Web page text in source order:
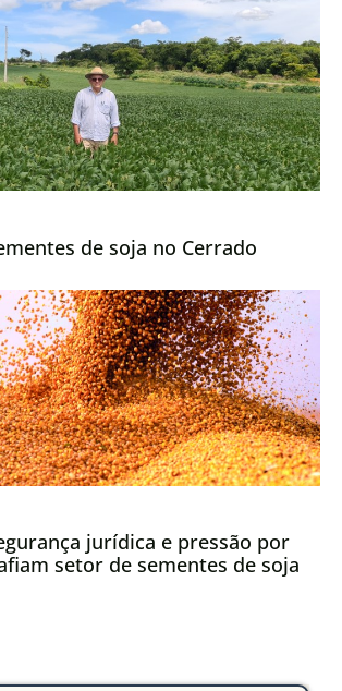
de soja no Cerrado
jurídica e pressão por
setor de sementes de soja